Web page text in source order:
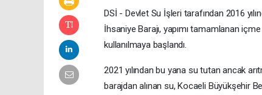
DSİ - Devlet Su İşleri tarafından 2016
İhsaniye Barajı, yapımı tamamlanan
kullanılmaya başlandı.
2021 yılından bu yana su tutan ancak
barajdan alınan su, Kocaeli Büyükşehir